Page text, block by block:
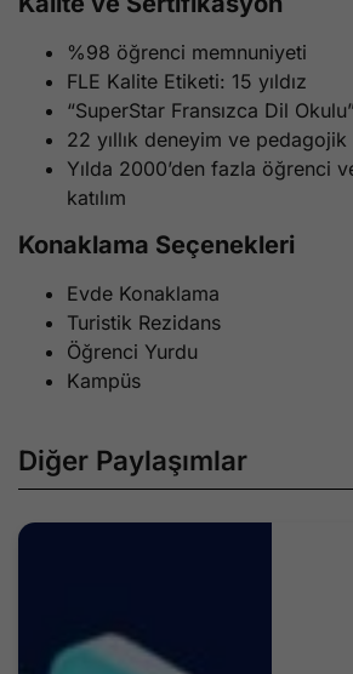
%98 öğrenci memnuniyeti
FLE Kalite Etiketi: 15 yıldız
“SuperStar Fransızca Dil
22 yıllık deneyim ve
Yılda 2000’den fazla öğrenci
katılım
Konaklama Seçenekleri
Evde Konaklama
Turistik Rezidans
Öğrenci Yurdu
Kampüs
Diğer Paylaşımlar